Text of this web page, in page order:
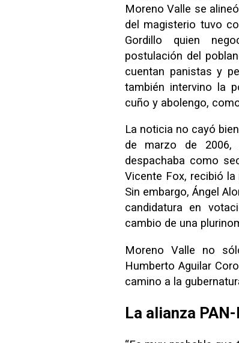
Moreno Valle se
del magisterio tuvo
Gordillo quien
postulación del
cuentan panistas y
también intervino la
cuño y abolengo,
La noticia no cayó
de marzo de 2006,
despachaba como
Vicente Fox, recibió
Sin embargo, Ángel
candidatura en
cambio de una
Moreno Valle no
Humberto Aguilar
camino a la
La alianza PAN-